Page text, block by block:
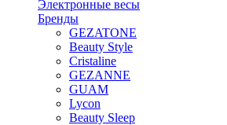
Электронные весы
Бренды
GEZATONE
Beauty Style
Cristaline
GEZANNE
GUAM
Lycon
Beauty Sleep